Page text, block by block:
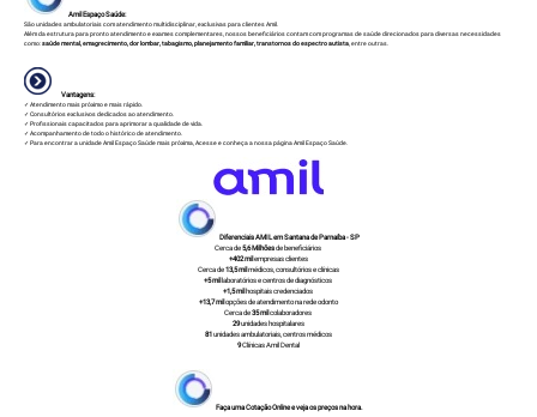
Amil Espaço Saúde:
São unidades ambulatoriais com atendimento multidisciplinar, exclusivas para clientes Amil.
Além da estrutura para pronto atendimento e exames complementares, nossos beneficiários contam com programas de saúde direcionados para diversas necessidades
como:saúde mental, emagrecimento, dor lombar, tabagismo, planejamento familiar, transtornos do espectro autista, entre outras.
Vantagens:
✓ Atendimento mais próximo e mais rápido.
✓ Consultórios exclusivos dedicados ao atendimento.
✓ Profissionais capacitados para aprimorar a qualidade de vida.
✓ Acompanhamento de todo o histórico de atendimento.
✓ Para encontrar a unidade Amil Espaço Saúde mais próxima,Acesse e conheça a nossa página Amil Espaço Saúde.
DiferenciaisAMIL em Santana de Parnaíba - SP
Cerca de5,6 Milhõesde beneficiários
+402 milempresas clientes
Cerca de13,5 milmédicos, consultórios e clínicas
+5 millaboratórios e centros de diagnósticos
+1,5 milhospitais credenciados
+13,7 milopções de atendimento na rede odonto
Cerca de35 milcolaboradores
29unidades hospitalares
81unidades ambulatoriais, centros médicos
9Clínicas Amil Dental
Faça uma Cotação Online e veja os preços na hora.